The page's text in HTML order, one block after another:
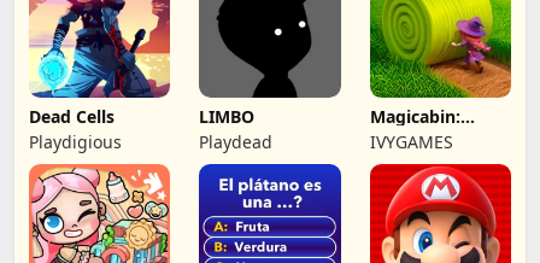
Dead Cells
Playdigious
LIMBO
Playdead
Magicabin:
Witch's
Adventure
IVYGAMES